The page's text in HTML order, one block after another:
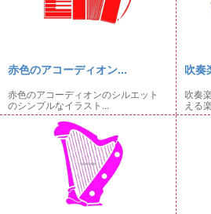
赤色のアコーディオン...
赤色のアコーディオンのシルエット
のシンプルなイラスト...
吹奏
吹奏
える